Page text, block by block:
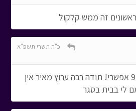
זה ממש קלקול
כ"ה תשרי תשפ"א
משחק קשה אבל שלב 9 אפשרי! תודה רבה ערוץ מאיר אין
לי בבית בסגר